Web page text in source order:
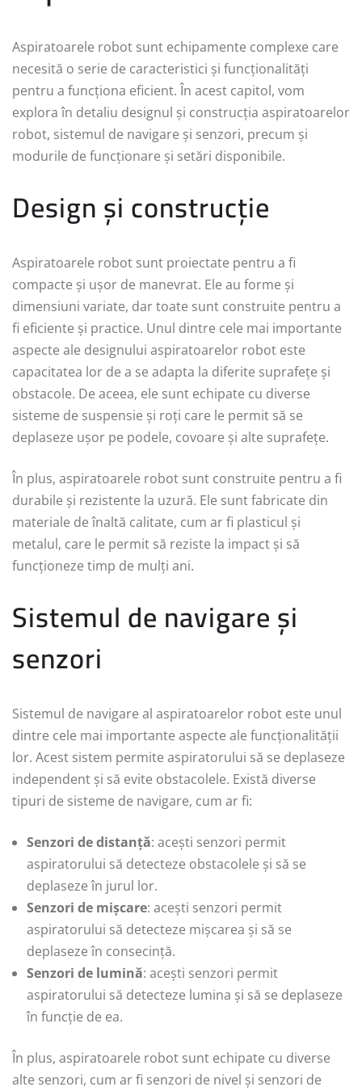
Aspiratoarele robot sunt echipamente complexe care
necesită o serie de caracteristici și funcționalități
pentru a funcționa eficient. În acest capitol, vom
explora în detaliu designul și construcția aspiratoarelor
robot, sistemul de navigare și senzori, precum și
modurile de funcționare și setări disponibile.
Design și construcție
Aspiratoarele robot sunt proiectate pentru a fi
compacte și ușor de manevrat. Ele au forme și
dimensiuni variate, dar toate sunt construite pentru a
fi eficiente și practice. Unul dintre cele mai importante
aspecte ale designului aspiratoarelor robot este
capacitatea lor de a se adapta la diferite suprafețe și
obstacole. De aceea, ele sunt echipate cu diverse
sisteme de suspensie și roți care le permit să se
deplaseze ușor pe podele, covoare și alte suprafețe.
În plus, aspiratoarele robot sunt construite pentru a fi
durabile și rezistente la uzură. Ele sunt fabricate din
materiale de înaltă calitate, cum ar fi plasticul și
metalul, care le permit să reziste la impact și să
funcționeze timp de mulți ani.
Sistemul de navigare și
senzori
Sistemul de navigare al aspiratoarelor robot este unul
dintre cele mai importante aspecte ale funcționalității
lor. Acest sistem permite aspiratorului să se deplaseze
independent și să evite obstacolele. Există diverse
tipuri de sisteme de navigare, cum ar fi:
Senzori de distanță: acești senzori permit
aspiratorului să detecteze obstacolele și să se
deplaseze în jurul lor.
Senzori de mișcare: acești senzori permit
aspiratorului să detecteze mișcarea și să se
deplaseze în consecință.
Senzori de lumină: acești senzori permit
aspiratorului să detecteze lumina și să se deplaseze
în funcție de ea.
În plus, aspiratoarele robot sunt echipate cu diverse
alte senzori, cum ar fi senzori de nivel și senzori de